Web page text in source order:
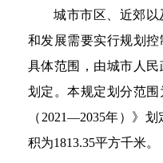
城市市区、近郊
和发展需要实行规划
具体范围，由城市人
划定。本规定划分范
（2021—2035年）》
积为1813.35平方千米。